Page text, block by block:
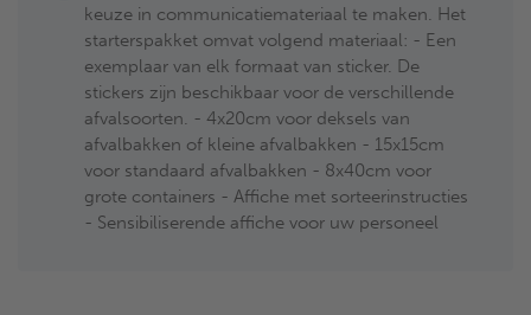
keuze in communicatiemateriaal te maken. Het
starterspakket omvat volgend materiaal: - Een
exemplaar van elk formaat van sticker. De
stickers zijn beschikbaar voor de verschillende
afvalsoorten. - 4x20cm voor deksels van
afvalbakken of kleine afvalbakken - 15x15cm
voor standaard afvalbakken - 8x40cm voor
grote containers - Affiche met sorteerinstructies
- Sensibiliserende affiche voor uw personeel